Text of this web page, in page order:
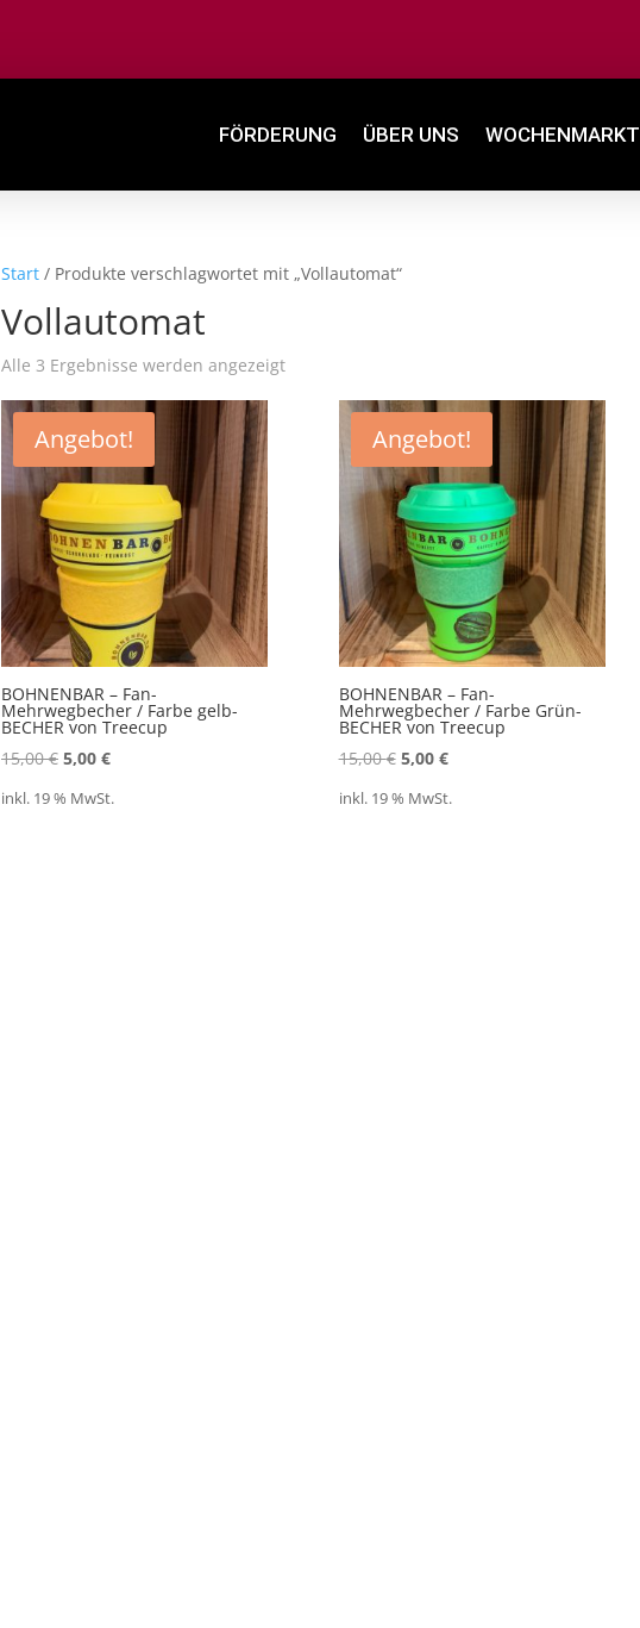
FÖRDERUNG ÜBER UNS WOCHENMARKT
Start/ Produkte verschlagwortet mit „Vollautomat“
Vollautomat
Alle 3 Ergebnisse werden angezeigt
Angebot!
BOHNENBAR – Fan-
Mehrwegbecher / Farbe gelb-
BECHER von Treecup
15,00€ Ursprünglicher
5,00 €Aktueller
inkl. 19 % MwSt.
Angebot!
BOHNENBAR – Fan-
Mehrwegbecher / Farbe Grün-
BECHER von Treecup
15,00€ Ursprünglicher
5,00 €Aktueller
inkl. 19 % MwSt.